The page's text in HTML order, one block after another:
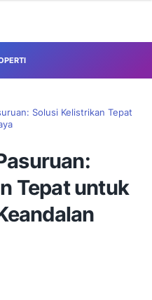
Solusi Kelistrikan Tepat
Tepat untuk